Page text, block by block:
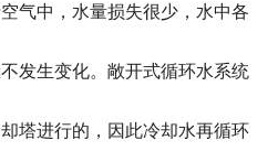
气中，水量损失很少，水中各
发生变化。敞开式循环水系统
塔进行的，因此冷却水再循环